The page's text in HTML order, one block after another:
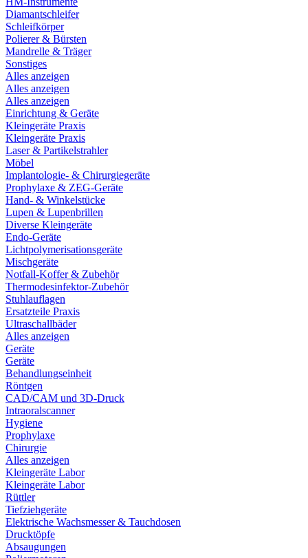
Diamantschleifer
Schleifkörper
Polierer & Bürsten
Mandrelle & Träger
Sonstiges
Alles anzeigen
Alles anzeigen
Alles anzeigen
Einrichtung & Geräte
Kleingeräte Praxis
Kleingeräte Praxis
Laser & Partikelstrahler
Möbel
Implantologie- & Chirurgiegeräte
Prophylaxe & ZEG-Geräte
Hand- & Winkelstücke
Lupen & Lupenbrillen
Diverse Kleingeräte
Endo-Geräte
Lichtpolymerisationsgeräte
Mischgeräte
Notfall-Koffer & Zubehör
Thermodesinfektor-Zubehör
Stuhlauflagen
Ersatzteile Praxis
Ultraschallbäder
Alles anzeigen
Geräte
Geräte
Behandlungseinheit
Röntgen
CAD/CAM und 3D-Druck
Intraoralscanner
Hygiene
Prophylaxe
Chirurgie
Alles anzeigen
Kleingeräte Labor
Kleingeräte Labor
Rüttler
Tiefziehgeräte
Elektrische Wachsmesser & Tauchdosen
Drucktöpfe
Absaugungen